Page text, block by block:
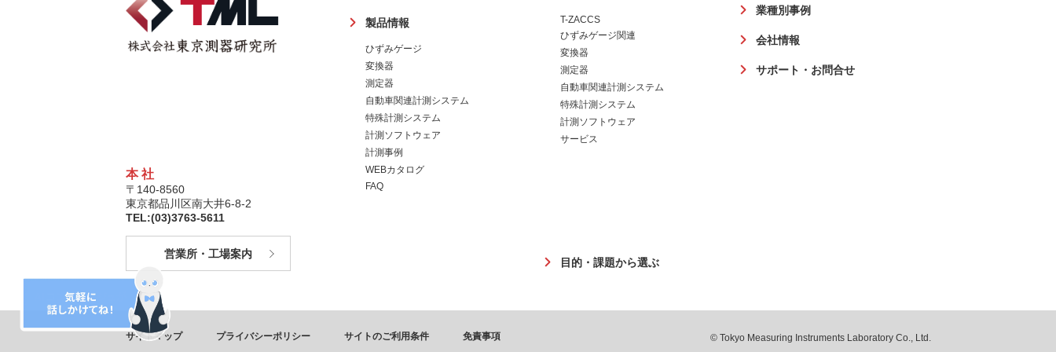
本 社
〒140-8560
東京都品川区南大井6-8-2
TEL:(03)3763-5611
営業所・工場案内
タ
製品情報
ひずみゲージ
変換器
測定器
自動車関連計測システム
特殊計測システム
計測ソフトウェア
計測事例
WEBカタログ
FAQ
T-ZACCS
ひずみゲージ関連
変換器
測定器
自動車関連計測システム
特殊計測システム
計測ソフトウェア
サービス
目的・課題から選ぶ
業種別事例
会社情報
サポート・お問合せ
サイトマップ プライバシーポリシー サイトのご利用条件 免責事項 © Tokyo Measuring Instruments Laboratory Co., Ltd.